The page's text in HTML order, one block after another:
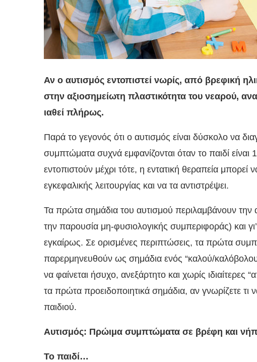
Αν ο αυτισμός εντοπιστεί νωρίς, από βρεφική
στην αξιοσημείωτη πλαστικότητα του νεαρού,
ιαθεί πλήρως.
Παρά το γεγονός ότι ο αυτισμός είναι δύσκολο να
συμπτώματα συχνά εμφανίζονται όταν το παιδί
εντοπιστούν μέχρι τότε, η εντατική θεραπεία
εγκεφαλικής λειτουργίας και να τα αντιστρέψει.
Τα πρώτα σημάδια του αυτισμού περιλαμβάνουν την
την παρουσία μη-φυσιολογικής συμπεριφοράς) και
εγκαίρως. Σε ορισμένες περιπτώσεις, τα πρώτα
παρερμηνευθούν ως σημάδια ενός “καλού/
να φαίνεται ήσυχο, ανεξάρτητο και χωρίς ιδιαίτερες
τα πρώτα προειδοποιητικά σημάδια, αν γνωρίζετε
παιδιού.
Αυτισμός: Πρώιμα συμπτώματα σε βρέφη και
Το παιδί…